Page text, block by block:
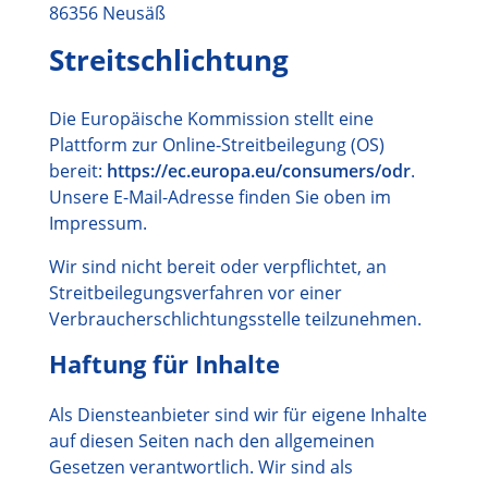
86356 Neusäß
Streitschlichtung
Die Europäische Kommission stellt eine
Plattform zur Online-Streitbeilegung (OS)
bereit: https://ec.europa.eu/consumers/odr.
Unsere E-Mail-Adresse finden Sie oben im
Impressum.
Wir sind nicht bereit oder verpflichtet, an
Streitbeilegungsverfahren vor einer
Verbraucherschlichtungsstelle teilzunehmen.
Haftung für Inhalte
Als Diensteanbieter sind wir für eigene Inhalte
auf diesen Seiten nach den allgemeinen
Gesetzen verantwortlich. Wir sind als